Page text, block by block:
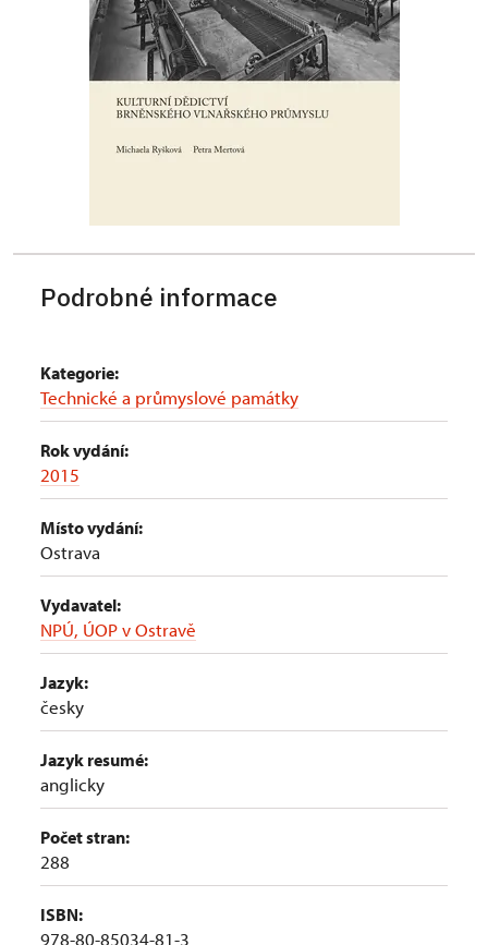
Podrobné informace
Kategorie:
Technické a průmyslové památky
Rok vydání:
2015
Místo vydání:
Ostrava
Vydavatel:
NPÚ, ÚOP v Ostravě
Jazyk:
česky
Jazyk resumé:
anglicky
Počet stran:
288
ISBN:
978-80-85034-81-3